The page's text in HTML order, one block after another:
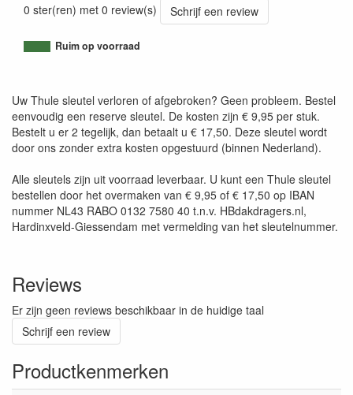
0 ster(ren) met 0 review(s)
Schrijf een review
Ruim op voorraad
Uw Thule sleutel verloren of afgebroken? Geen probleem. Bestel
eenvoudig een reserve sleutel. De kosten zijn € 9,95 per stuk.
Bestelt u er 2 tegelijk, dan betaalt u € 17,50. Deze sleutel wordt
door ons zonder extra kosten opgestuurd (binnen Nederland).
Alle sleutels zijn uit voorraad leverbaar. U kunt een Thule sleutel
bestellen door het overmaken van € 9,95 of € 17,50 op IBAN
nummer NL43 RABO 0132 7580 40 t.n.v. HBdakdragers.nl,
Hardinxveld-Giessendam met vermelding van het sleutelnummer.
Reviews
Er zijn geen reviews beschikbaar in de huidige taal
Schrijf een review
Productkenmerken